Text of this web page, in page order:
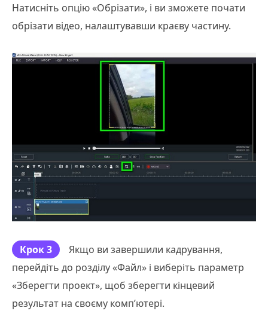
Натисніть опцію «Обрізати», і ви зможете почати
обрізати відео, налаштувавши краєву частину.
Крок 3
Якщо ви завершили кадрування,
перейдіть до розділу «Файл» і виберіть параметр
«Зберегти проект», щоб зберегти кінцевий
результат на своєму комп’ютері.